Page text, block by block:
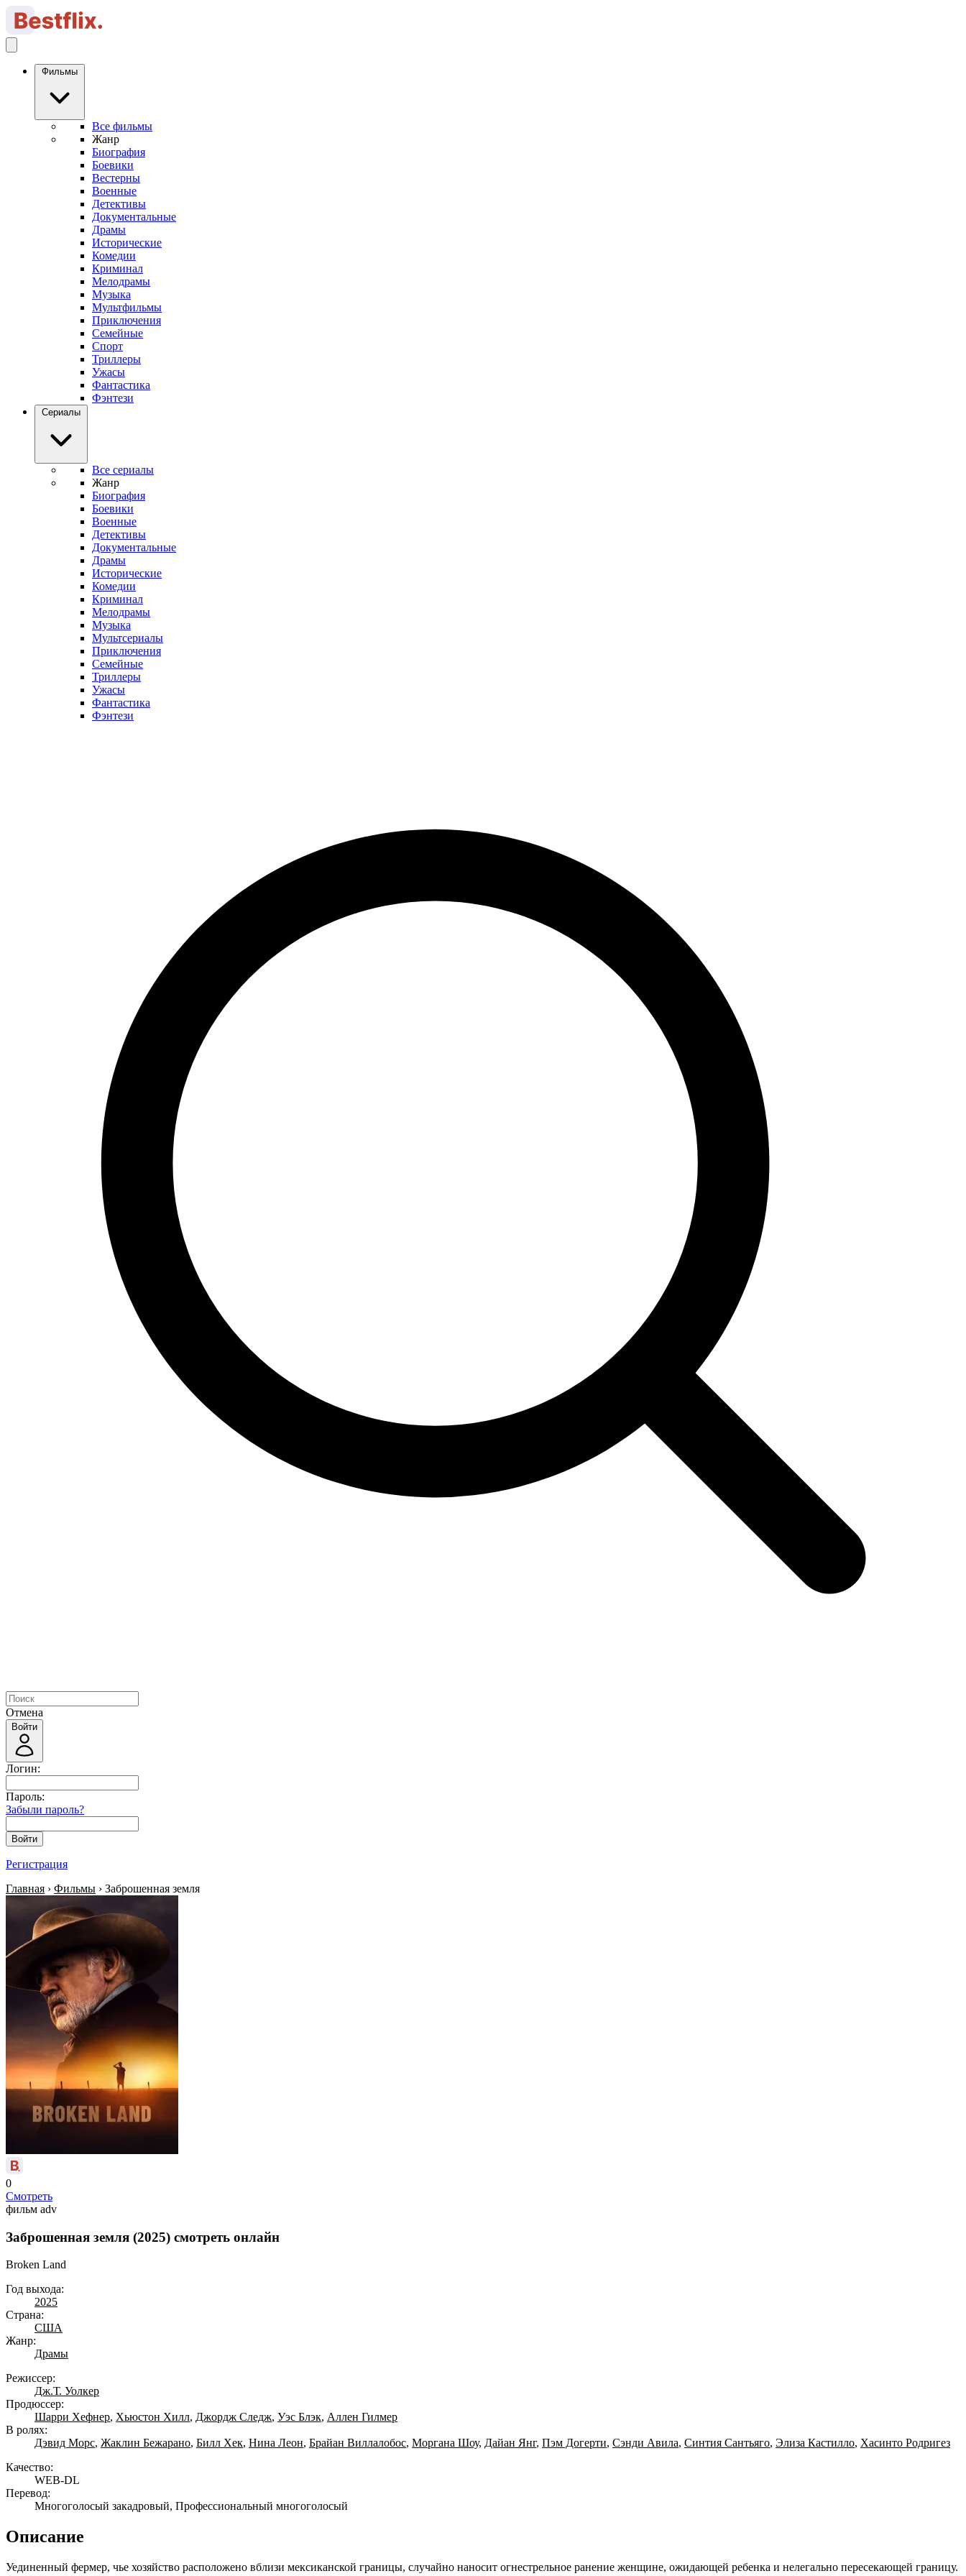
Фильмы
Все фильмы
Жанр
Биография
Боевики
Вестерны
Военные
Детективы
Документальные
Драмы
Исторические
Комедии
Криминал
Мелодрамы
Музыка
Мультфильмы
Приключения
Семейные
Спорт
Триллеры
Ужасы
Фантастика
Фэнтези
Сериалы
Все сериалы
Жанр
Биография
Боевики
Военные
Детективы
Документальные
Драмы
Исторические
Комедии
Криминал
Мелодрамы
Музыка
Мультсериалы
Приключения
Семейные
Триллеры
Ужасы
Фантастика
Фэнтези
Отмена
Войти
Логин:
Пароль:
Забыли пароль?
Войти
Регистрация
Главная › Фильмы › Заброшенная земля
0
Смотреть
фильм adv
Заброшенная земля (2025) смотреть онлайн
Broken Land
Год выхода:
2025
Страна:
США
Жанр:
Драмы
Режиссер:
Дж.Т. Уолкер
Продюссер:
Шарри Хефнер, Хьюстон Хилл, Джордж Следж, Уэс Блэк, Аллен Гилмер
В ролях:
Дэвид Морс, Жаклин Бежарано, Билл Хек, Нина Леон, Брайан Виллалобос, Моргана Шоу, Дайан Янг, Пэм Догерти, Сэнди Авила, Синтия Сантьяго, Элиза Кастилло, Хасинто Родригез
Качество:
WEB-DL
Перевод:
Многоголосый закадровый, Профессиональный многоголосый
Описание
Уединенный фермер, чье хозяйство расположено вблизи мексиканской границы, случайно наносит огнестрельное ранение женщине, ожидающей ребенка и нелегально пересекающей границу.